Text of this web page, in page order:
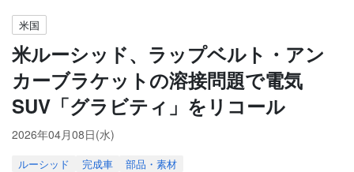
米国
米ルーシッド、ラップベルト・アン
カーブラケットの溶接問題で電気
SUV「グラビティ」をリコール
2026年04月08日(水)
ルーシッド 完成車 部品・素材